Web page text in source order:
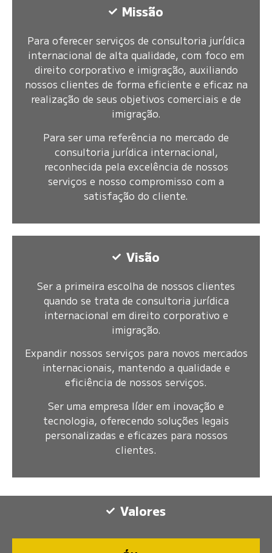
Missão
Para oferecer serviços de consultoria jurídica
internacional de alta qualidade, com foco em
direito corporativo e imigração, auxiliando
nossos clientes de forma eficiente e eficaz na
realização de seus objetivos comerciais e de
imigração.
Para ser uma referência no mercado de
consultoria jurídica internacional,
reconhecida pela excelência de nossos
serviços e nosso compromisso com a
satisfação do cliente.
Visão
Ser a primeira escolha de nossos clientes
quando se trata de consultoria jurídica
internacional em direito corporativo e
imigração.
Expandir nossos serviços para novos mercados
internacionais, mantendo a qualidade e
eficiência de nossos serviços.
Ser uma empresa líder em inovação e
tecnologia, oferecendo soluções legais
personalizadas e eficazes para nossos
clientes.
Valores